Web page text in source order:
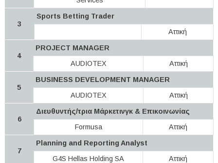
3
Sports Betting Trader
Αττική
4
PROJECT MANAGER
AUDIOTEX
Αττική
5
BUSINESS DEVELOPMENT MANAGER
AUDIOTEX
Αττική
6
Διευθυντής/τρια Μάρκετινγκ & Επικοινωνίας
Formusa
Αττική
7
Planning and Reporting Analyst
G4S Hellas Holding SA
Αττική